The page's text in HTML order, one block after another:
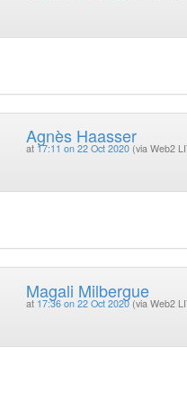
Agnès Haasser
at 17:11 on 22 Oct 2020 (via Web2
Magali Milbergue
at 17:36 on 22 Oct 2020 (via Web2